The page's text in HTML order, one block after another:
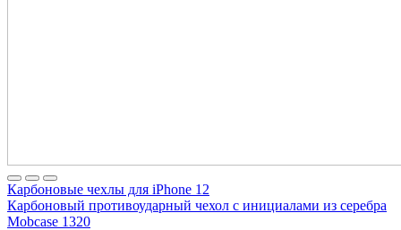
Карбоновые чехлы для iPhone 12
Карбоновый противоударный чехол с инициалами из серебра
Mobcase 1320